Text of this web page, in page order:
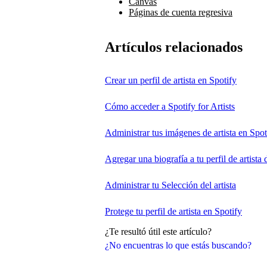
¿No encuentras lo que estás buscando?
Páginas de cuenta regresiva
Artículos relacionados
Crear un perfil de artista en Spotify
Cómo acceder a Spotify for Artists
Administrar tus imágenes de artista en
Agregar una biografía a tu perfil de artista
Administrar tu Selección del artista
Protege tu perfil de artista en Spotify
¿Te resultó útil este artículo?